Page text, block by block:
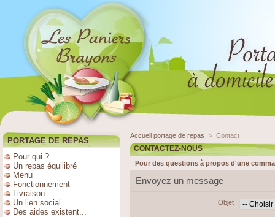
PORTAGE DE REPAS
Pour qui ?
Un repas équilibré
Menu
Fonctionnement
Livraison
Un lien social
Des aides existent...
Accueil portage de repas > Contact
CONTACTEZ-NOUS
Pour des questions à propos d'une
Envoyez un message
Objet